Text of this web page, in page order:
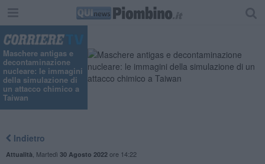
Maschere antigas e
decontaminazione
nucleare: le immagini
della simulazione di
un attacco chimico a
Taiwan
Indietro
Attualità Martedì 30 Agosto 2022ore 14:22